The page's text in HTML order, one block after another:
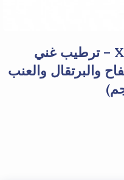
مزيج عصير الفاكهة Xkl Sky – ترطيب غني
والبرتقال والعنب